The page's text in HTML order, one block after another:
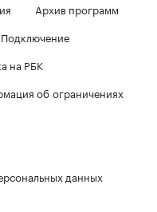
Архив программ
Подключение
на РБК
об ограничениях
данных